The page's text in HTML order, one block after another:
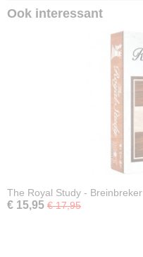
Ook interessant
The Royal Study - Breinbreker
€ 15,95 € 17,95